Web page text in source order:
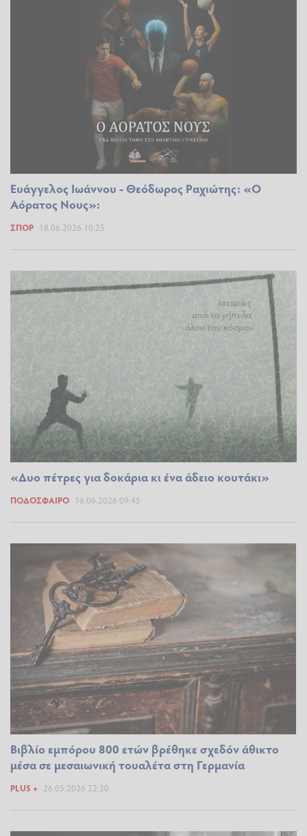
Ευάγγελος Ιωάννου - Θεόδωρος Ραχιώτης: «Ο
Αόρατος Νους»:
ΣΠΟΡ 18.06.2026 10:25
«Δυο πέτρες για δοκάρια κι ένα άδειο κουτάκι»
ΠΟΔΌΣΦΑΙΡΟ 16.06.2026 09:45
Βιβλίο εμπόρου 800 ετών βρέθηκε σχεδόν άθικτο
μέσα σε μεσαιωνική τουαλέτα στη Γερμανία
PLUS + 26.05.2026 22:30